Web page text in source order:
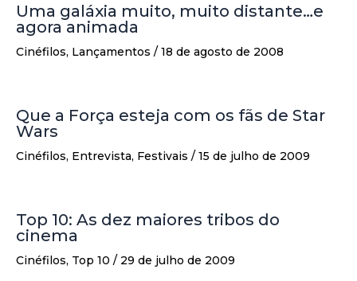
Uma galáxia muito, muito distante…e
agora animada
Cinéfilos, Lançamentos / 18 de agosto de 2008
Que a Força esteja com os fãs de Star
Wars
Cinéfilos, Entrevista, Festivais / 15 de julho de 2009
Top 10: As dez maiores tribos do
cinema
Cinéfilos, Top 10 / 29 de julho de 2009